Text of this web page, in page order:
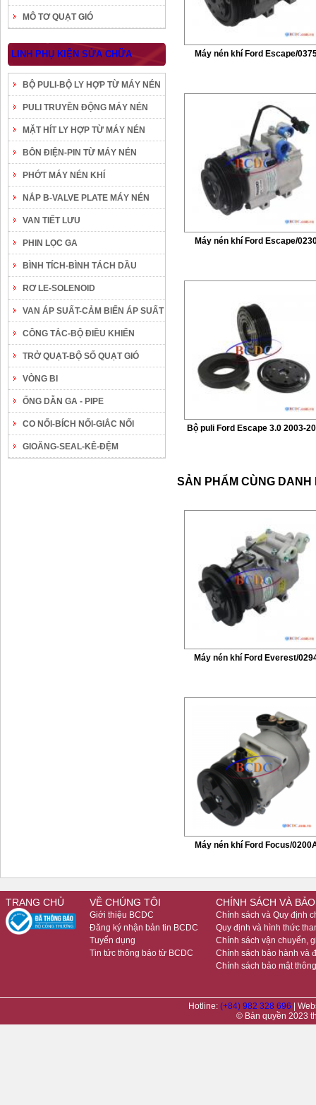
MÔ TƠ QUẠT GIÓ
LINH PHỤ KIỆN SỬA CHỮA
BỘ PULI-BỘ LY HỢP TỪ MÁY NÉN
PULI TRUYỀN ĐỘNG MÁY NÉN
MẶT HÍT LY HỢP TỪ MÁY NÉN
BÔN ĐIỆN-PIN TỪ MÁY NÉN
PHỚT MÁY NÉN KHÍ
NẮP B-VALVE PLATE MÁY NÉN
VAN TIẾT LƯU
PHIN LỌC GA
BÌNH TÍCH-BÌNH TÁCH DẦU
RƠ LE-SOLENOID
VAN ÁP SUẤT-CẢM BIẾN ÁP SUẤT
CÔNG TẮC-BỘ ĐIỀU KHIỂN
TRỞ QUẠT-BỘ SỐ QUẠT GIÓ
VÒNG BI
ỐNG DẪN GA - PIPE
CO NỐI-BÍCH NỐI-GIẮC NỐI
GIOĂNG-SEAL-KÊ-ĐỆM
Máy nén khí Ford Escape/
Máy nén khí Ford Escape/
Bộ puli Ford Escape 3.0 2003-
SẢN PHẨM CÙNG
Máy nén khí Ford Everest/
Máy nén khí Ford Focus/
TRANG CHỦ VỀ CHÚNG TÔI
Giới thiệu BCDC
Đăng ký nhận bản tin BCDC
Tuyển dụng
Tin tức thông báo từ BCDC
CHÍNH SÁCH VÀ
Chính sách và Quy định
Quy định và hình thức
Chính sách vận chuyển,
Chính sách bảo hành và
Chính sách bảo mật
Hotline: (+84) 982 328 696
|
© Bản quyền 2023